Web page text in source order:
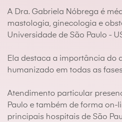
A Dra. Gabriela Nóbrega é
mastologia, ginecologia e
Universidade de São Paulo -
Ela destaca a importância do
humanizado em todas as
Atendimento particular
Paulo e também de forma on-
principais hospitais de São